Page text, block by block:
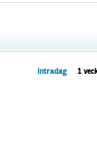
Intradag 1